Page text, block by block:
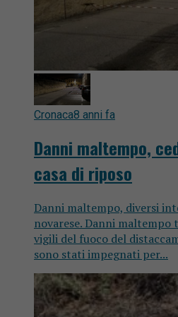
Cronaca8 anni fa
Danni maltempo,
casa di riposo
Danni maltempo, diversi
novarese. Danni maltempo
vigili del fuoco del
sono stati impegnati per...